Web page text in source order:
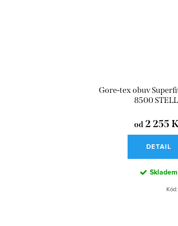
Gore-tex obuv
8500
od 2 255
DETAIL
Skladem
Kód: